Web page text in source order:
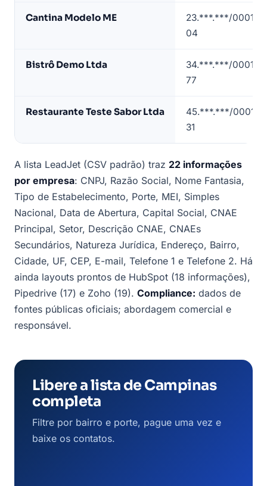
restaurantes
(dados
Cantina Modelo ME
23.***.***/0001-
04
Bistrô Demo Ltda
34.***.***/0001-
77
Restaurante Teste Sabor Ltda
45.***.***/0001-
31
A lista LeadJet (CSV padrão) traz 22 informações
por empresa: CNPJ, Razão Social, Nome Fantasia,
Tipo de Estabelecimento, Porte, MEI, Simples
Nacional, Data de Abertura, Capital Social, CNAE
Principal, Setor, Descrição CNAE, CNAEs
Secundários, Natureza Jurídica, Endereço, Bairro,
Cidade, UF, CEP, E-mail, Telefone 1 e Telefone 2. Há
ainda layouts prontos de HubSpot (18 informações),
Pipedrive (17) e Zoho (19). Compliance: dados de
fontes públicas oficiais; abordagem comercial e
responsável.
Libere a lista de Campinas
completa
Filtre por bairro e porte, pague uma vez e
baixe os contatos.